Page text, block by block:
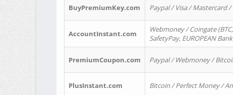
BuyPremiumKey.com Paypal / Visa / Mastercard
AccountInstant.com
Webmoney / Coingate
SafetyPay, EUROPEAN
PremiumCoupon.com Paypal / Webmoney /
PlusInstant.com Bitcoin / Perfect Money /